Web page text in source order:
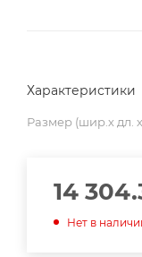
Характеристики
Размер (шир.х дл.
14
Нет в